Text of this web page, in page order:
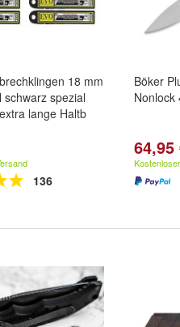
18 mm
schwarz spezial
lange Haltb
136
Böker
Nonlock
64,95